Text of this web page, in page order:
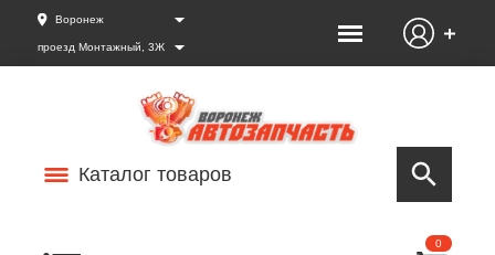
Воронеж
проезд Монтажный, 3Ж
Каталог товаров
0